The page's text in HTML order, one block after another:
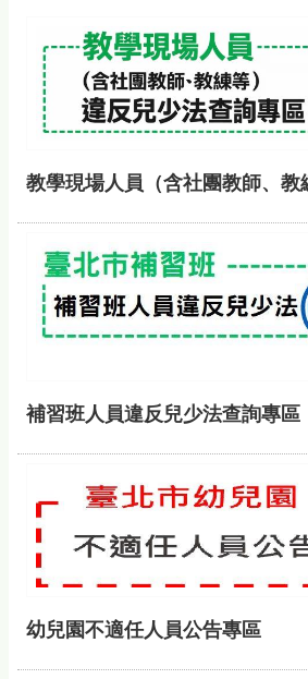
補習班人員違反兒少法查詢專區
幼兒園不適任人員公告專區